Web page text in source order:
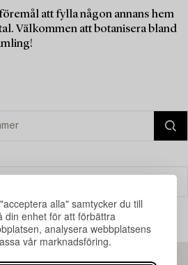
alla" samtycker du till
din enhet för att förbättra
analysera webbplatsens
vår marknadsföring.
att fylla någon annans hem
Välkommen att botanisera bland
RENSA ALLA